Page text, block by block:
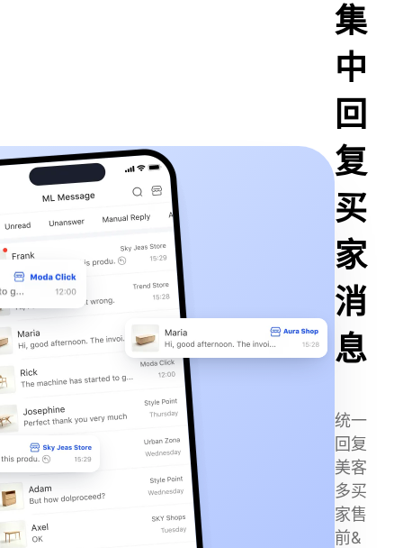
集
中
回
复
买
家
消
息
统一
回复
美客
多买
家售
前&